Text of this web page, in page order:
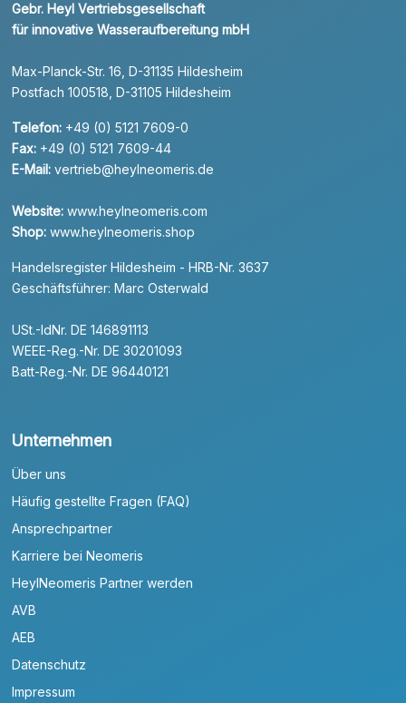
Gebr. Heyl Vertriebsgesellschaft
für innovative Wasseraufbereitung mbH
Max-Planck-Str. 16, D-31135 Hildesheim
Postfach 100518, D-31105 Hildesheim
Telefon: +49 (0) 5121 7609-0
Fax: +49 (0) 5121 7609-44
E-Mail: vertrieb@heylneomeris.de
Website: www.heylneomeris.com
Shop: www.heylneomeris.shop
Handelsregister Hildesheim - HRB-Nr. 3637
Geschäftsführer: Marc Osterwald
USt.-IdNr. DE 146891113
WEEE-Reg.-Nr. DE 30201093
Batt-Reg.-Nr. DE 96440121
Unternehmen
Über uns
Häufig gestellte Fragen (FAQ)
Ansprechpartner
Karriere bei Neomeris
HeylNeomeris Partner werden
AVB
AEB
Datenschutz
Impressum